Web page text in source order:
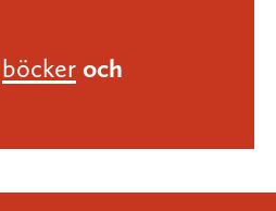
böcker och